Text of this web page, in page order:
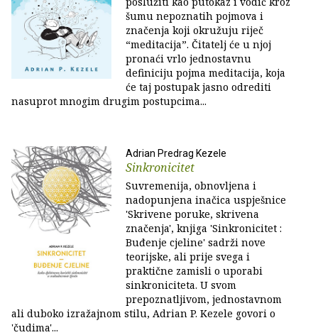
šumu nepoznatih pojmova i
značenja koji okružuju riječ
“meditacija”. Čitatelj će u njoj
pronaći vrlo jednostavnu
definiciju pojma meditacija, koja
će taj postupak jasno odrediti
nasuprot mnogim drugim postupcima...
Adrian Predrag Kezele
Sinkronicitet
Suvremenija, obnovljena i
nadopunjena inačica uspješnice
'Skrivene poruke, skrivena
značenja', knjiga 'Sinkronicitet :
Buđenje cjeline' sadrži nove
teorijske, ali prije svega i
praktične zamisli o uporabi
sinkroniciteta. U svom
prepoznatljivom, jednostavnom
ali duboko izražajnom stilu, Adrian P. Kezele govori o
'čudima'...